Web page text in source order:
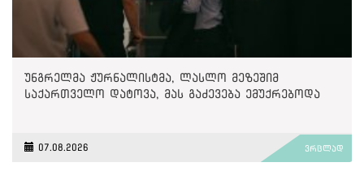
უნგრელმა ჟურნალისტმა, ლასლო მეზეშიმ
საქართველო დატოვა, მას გაძევება ემუქრებოდა
07.08.2026 ვრცლად